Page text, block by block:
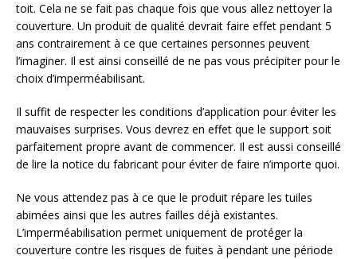
toit. Cela ne se fait pas chaque fois que vous allez nettoyer la
couverture. Un produit de qualité devrait faire effet pendant 5
ans contrairement à ce que certaines personnes peuvent
l’imaginer. Il est ainsi conseillé de ne pas vous précipiter pour le
choix d’imperméabilisant.
Il suffit de respecter les conditions d’application pour éviter les
mauvaises surprises. Vous devrez en effet que le support soit
parfaitement propre avant de commencer. Il est aussi conseillé
de lire la notice du fabricant pour éviter de faire n’importe quoi.
Ne vous attendez pas à ce que le produit répare les tuiles
abimées ainsi que les autres failles déjà existantes.
L’imperméabilisation permet uniquement de protéger la
couverture contre les risques de fuites à pendant une période